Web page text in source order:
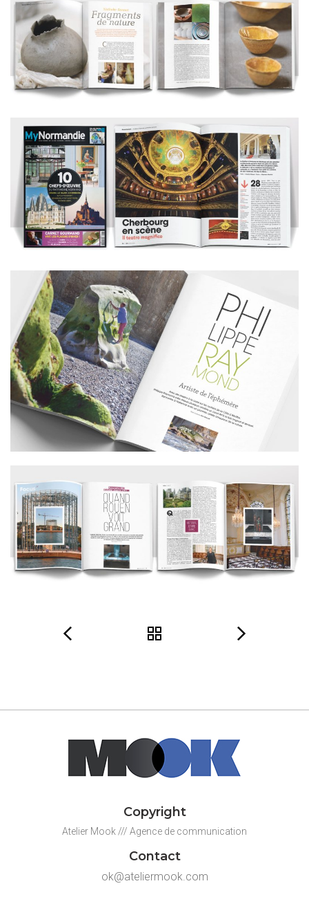
Copyright
Atelier Mook /// Agence de communication
Contact
ok@ateliermook.com